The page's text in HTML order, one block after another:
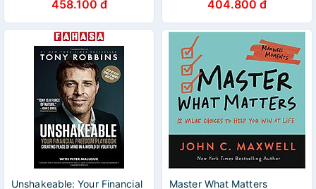
458.100 đ 404.800 đ
Unshakeable: Your Financial Master What Matters